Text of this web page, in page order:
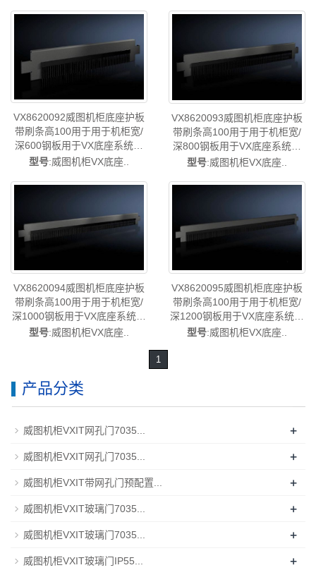
机柜威图空调维修威图电柜威
售后VX8660.095
威图空调维修威图电柜威图风
VX8620092威图机柜底座护板
带刷条高100用于用于机柜宽/
深600钢板用于VX底座系统替
代VX8660092/VX8660.092-已
柜威图母线威图风扇威图PDU
型号:威图机柜VX底座..
VX8620093威图机柜底座护板
带刷条高100用于用于机柜宽/
深800钢板用于VX底座系统替
代VX8660093/VX8660.093-已
柜威图母线威图风扇威图PDU
型号:威图机柜VX底座..
VX8620094威图机柜底座护板
带刷条高100用于用于机柜宽/
深1000钢板用于VX底座系统替
代VX8660094/VX8660.094-已
型号:威图机柜VX底座..
VX8620095威图机柜底座护板
带刷条高100用于用于机柜宽/
深1200钢板用于VX底座系统替
代VX8660095/VX8660.095-已
型号:威图机柜VX底座..
1
产品分类
威图机柜VXIT网孔门7035... +
威图机柜VXIT网孔门7035... +
威图机柜VXIT带网孔门预配置... +
威图机柜VXIT玻璃门7035... +
威图机柜VXIT玻璃门7035... +
威图机柜VXIT玻璃门IP55... +